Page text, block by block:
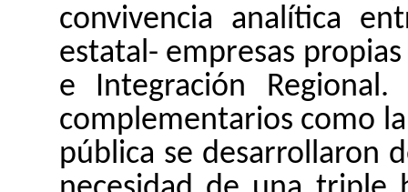
convivencia analítica
estatal- empresas
e Integración
complementarios como
pública se desarrollaron